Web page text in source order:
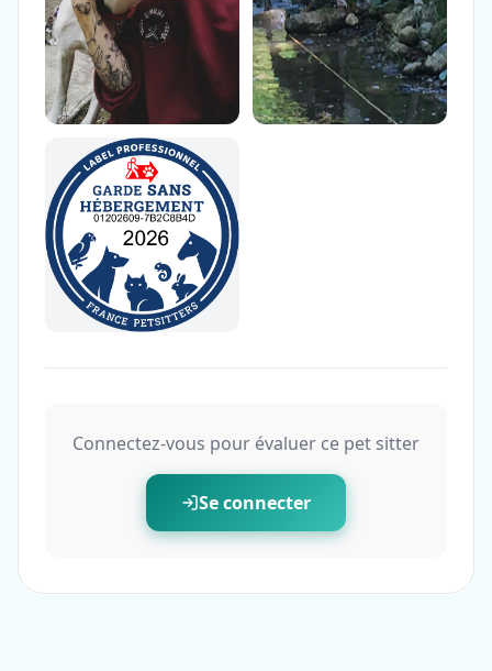
Connectez-vous pour évaluer ce pet sitter
Se connecter